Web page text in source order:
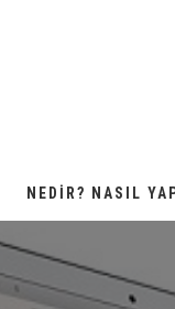
NEDIR? NASIL